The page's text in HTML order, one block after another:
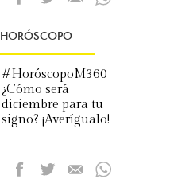
HORÓSCOPO
#HoróscopoM360
¿Cómo será
diciembre para tu
signo? ¡Averígualo!